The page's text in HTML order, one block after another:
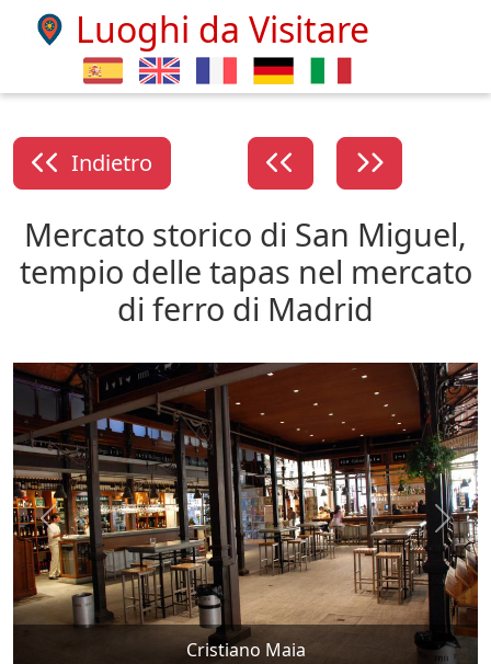
Luoghi da Visitare
Indietro
Mercato storico di San Miguel,
tempio delle tapas nel mercato
di ferro di Madrid
Cristiano Maia